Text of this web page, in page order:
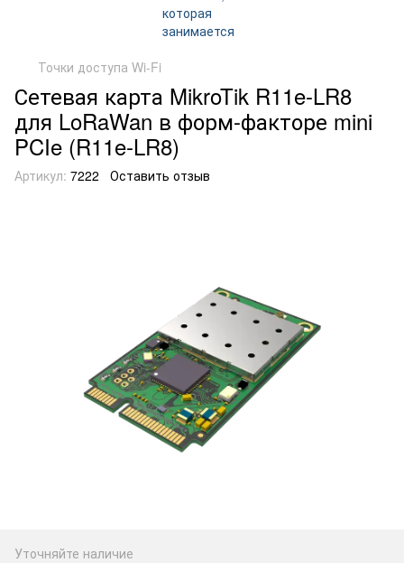
Точки доступа Wi-Fi
Сетевая карта MikroTik R11e-LR8
для LoRaWan в форм-факторе mini
PCIe (R11e-LR8)
Артикул: 7222 Оставить отзыв
Уточняйте наличие